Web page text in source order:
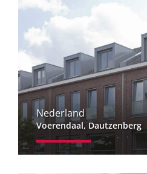
Nederland
Voerendaal, Dautzenberg